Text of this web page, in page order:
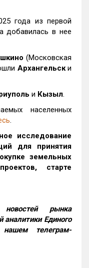
года из первой
добавилась в нее
(Московская
Архангельски
и Кызыл.
населенных
.
исследование
для принятия
земельных
старте
рынка
аналитики Единого
телеграм-